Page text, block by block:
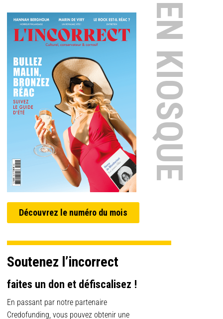
EN KIOSQUE
Découvrez le numéro du mois
Soutenez l’incorrect
faites un don et défiscalisez !
En passant par notre partenaire
Credofunding, vous pouvez obtenir une